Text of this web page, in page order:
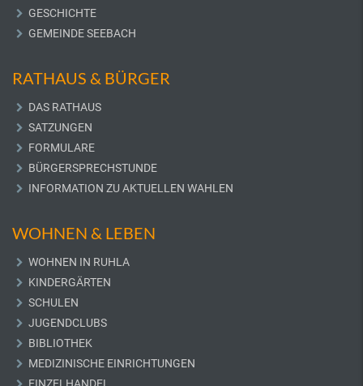
GESCHICHTE
GEMEINDE SEEBACH
RATHAUS & BÜRGER
DAS RATHAUS
SATZUNGEN
FORMULARE
BÜRGERSPRECHSTUNDE
INFORMATION ZU AKTUELLEN WAHLEN
WOHNEN & LEBEN
WOHNEN IN RUHLA
KINDERGÄRTEN
SCHULEN
JUGENDCLUBS
BIBLIOTHEK
MEDIZINISCHE EINRICHTUNGEN